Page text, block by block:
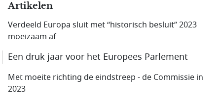
Artikelen
Verdeeld Europa sluit met “historisch besluit” 2023
moeizaam af
Een druk jaar voor het Europees Parlement
Met moeite richting de eindstreep - de Commissie in
2023